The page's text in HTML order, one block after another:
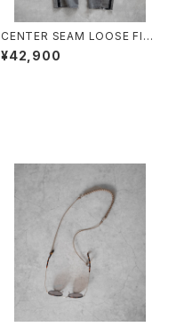
CENTER SEAM LOOSE FIT/
16108#4/センターシームルー
ズフィット
¥42,900